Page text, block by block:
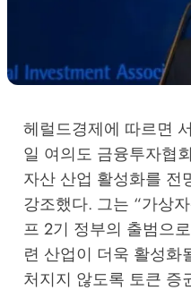
헤럴드경제에 따르면
일 여의도 금융투자협
자산 산업 활성화를 전
강조했다. 그는 “가상
프 2기 정부의 출범으
련 산업이 더욱 활성화
처지지 않도록 토큰 증